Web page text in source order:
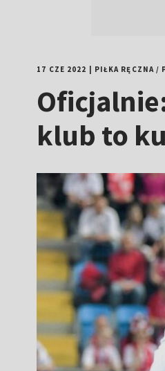
17 CZE 2022 PIŁKA RĘCZNA/
klub to